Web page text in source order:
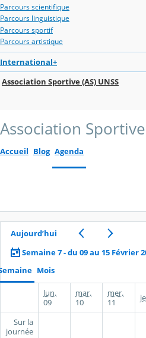
Parcours scientifique
Parcours linguistique
Parcours sportif
Parcours artistique
International+
Association Sportive (AS) UNSS
Association Sportive
Accueil Blog Agenda
Aujourd’hui
Semaine 7 - du 09 au 15 Février
Mois
lun.
09
mar.
10
mer.
11
Sur la
journée